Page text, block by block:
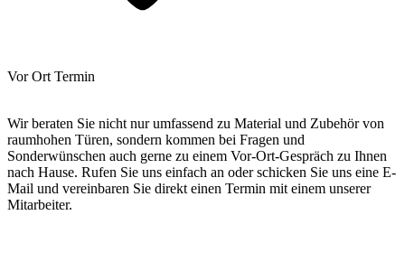
Vor Ort Termin
Wir beraten Sie nicht nur umfassend zu Material und Zubehör von
raumhohen Türen, sondern kommen bei Fragen und
Sonderwünschen auch gerne zu einem Vor-Ort-Gespräch zu Ihnen
nach Hause. Rufen Sie uns einfach an oder schicken Sie uns eine E-
Mail und vereinbaren Sie direkt einen Termin mit einem unserer
Mitarbeiter.